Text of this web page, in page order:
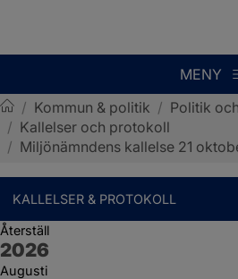
MENY
Sotenäs kommun
/ Kommun & politik / Politik
/ Kallelser och protokoll
/ Miljönämndens kallelse 21
KALLELSER & PROTOKOLL
Återställ
År:
2026
Augusti